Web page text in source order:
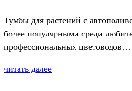
Тумбы для растений с
более популярными среди
профессиональных цветоводов…
читать далее